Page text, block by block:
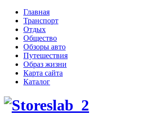
Главная
Транспорт
Отдых
Общество
Обзоры авто
Путешествия
Образ жизни
Карта сайта
Каталог